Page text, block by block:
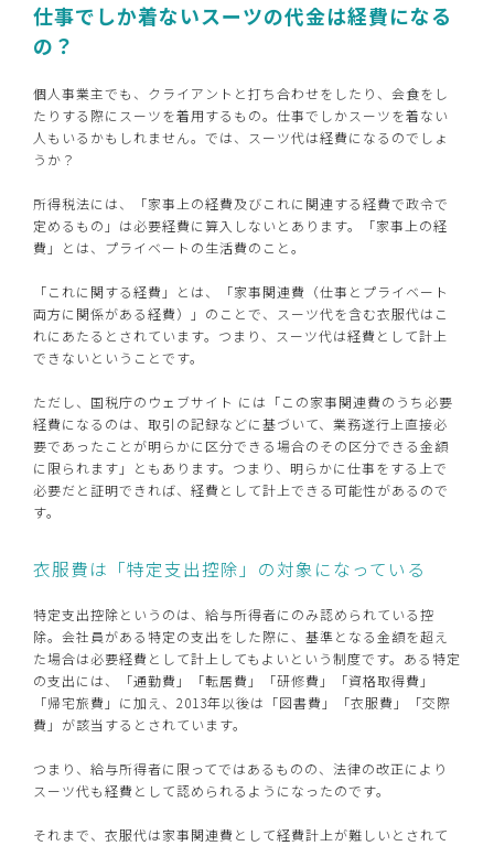
仕事でしか着ないスーツの代金は経費になる
の？
個人事業主でも、クライアントと打ち合わせをしたり、会食をし
たりする際にスーツを着用するもの。仕事でしかスーツを着ない
人もいるかもしれません。では、スーツ代は経費になるのでしょ
うか？
所得税法には、「家事上の経費及びこれに関連する経費で政令で
定めるもの」は必要経費に算入しないとあります。「家事上の経
費」とは、プライベートの生活費のこと。
「これに関する経費」とは、「家事関連費（仕事とプライベート
両方に関係がある経費）」のことで、スーツ代を含む衣服代はこ
れにあたるとされています。つまり、スーツ代は経費として計上
できないということです。
ただし、国税庁のウェブサイト には「この家事関連費のうち必要
経費になるのは、取引の記録などに基づいて、業務遂行上直接必
要であったことが明らかに区分できる場合のその区分できる金額
に限られます」ともあります。つまり、明らかに仕事をする上で
必要だと証明できれば、経費として計上できる可能性があるので
す。
衣服費は「特定支出控除」の対象になっている
特定支出控除というのは、給与所得者にのみ認められている控
除。会社員がある特定の支出をした際に、基準となる金額を超え
た場合は必要経費として計上してもよいという制度です。ある特定
の支出には、「通勤費」「転居費」「研修費」「資格取得費」
「帰宅旅費」に加え、2013年以後は「図書費」「衣服費」「交際
費」が該当するとされています。
つまり、給与所得者に限ってではあるものの、法律の改正により
スーツ代も経費として認められるようになったのです。
それまで、衣服代は家事関連費として経費計上が難しいとされて